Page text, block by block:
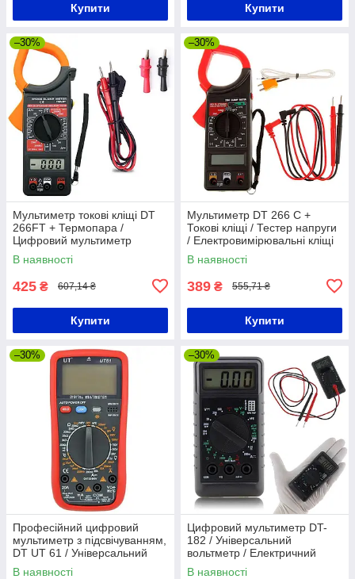
Купити Купити
–30%
Мультиметр токові кліщі DT
266FT + Термопара /
Цифровий мультиметр
тестер / Токовимірні кліщі
В наявності
425 ₴ 607,14 ₴
Купити
–30%
Мультиметр DT 266 C +
Токові кліщі / Тестер напруги
/ Електровимірювальні кліщі
В наявності
389 ₴ 555,71 ₴
Купити
–30%
Професійний цифровий
мультиметр з підсвічуванням,
DT UT 61 / Універсальний
електричний тестер напруги
В наявності
–30%
Цифровий мультиметр DT-
182 / Універсальний
вольтметр / Електричний
тестер напруги
В наявності